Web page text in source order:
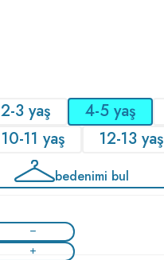
2-3 yaş 4-5 yaş
10-11 yaş 12-13 yaş
bedenimi bul